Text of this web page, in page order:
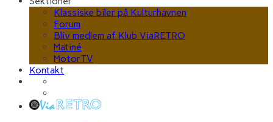
Klassiske biler på Kulturhavnen
Forum
Bliv medlem af Klub ViaRETRO
Matiné
MotorTV
Kontakt